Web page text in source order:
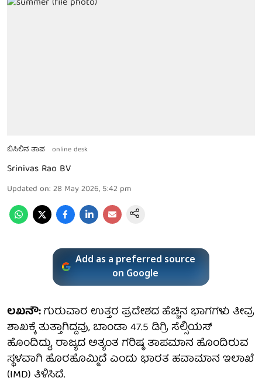
ಬಿಸಿಲಿನ ತಾಪ online desk
Srinivas Rao BV
Updated on: 28 May 2026, 5:42 pm
Add as a preferred source
on Google
ಲಖನೌ:ಗುರುವಾರ ಉತ್ತರ ಪ್ರದೇಶದ ಹೆಚ್ಚಿನ ಭಾಗಗಳು ತೀವ್ರ
ಶಾಖಕ್ಕೆ ತುತ್ತಾಗಿದ್ದವು, ಬಾಂಡಾ 47.5 ಡಿಗ್ರಿ ಸೆಲ್ಸಿಯಸ್
ಹೊಂದಿದ್ದು, ರಾಜ್ಯದ ಅತ್ಯಂತ ಗರಿಷ್ಠ ತಾಪಮಾನ ಹೊಂದಿರುವ
ಸ್ಥಳವಾಗಿ ಹೊರಹೊಮ್ಮಿದೆ ಎಂದು ಭಾರತ ಹವಾಮಾನ ಇಲಾಖೆ
(IMD) ತಿಳಿಸಿದೆ.